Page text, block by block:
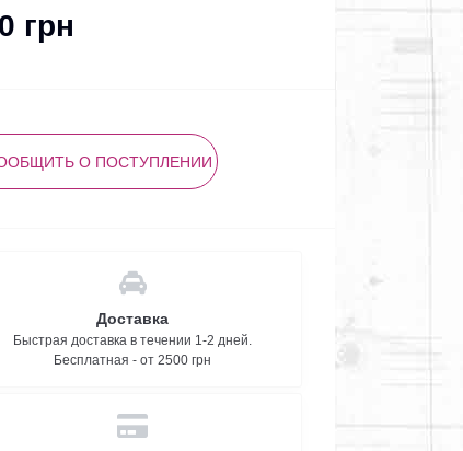
грн
О ПОСТУПЛЕНИИ
Доставка
Быстрая доставка в течении 1-2 дней.
Бесплатная - от 2500 грн